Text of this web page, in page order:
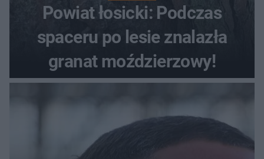
Powiat łosicki: Podczas
spaceru po lesie znalazła
granat moździerzowy!